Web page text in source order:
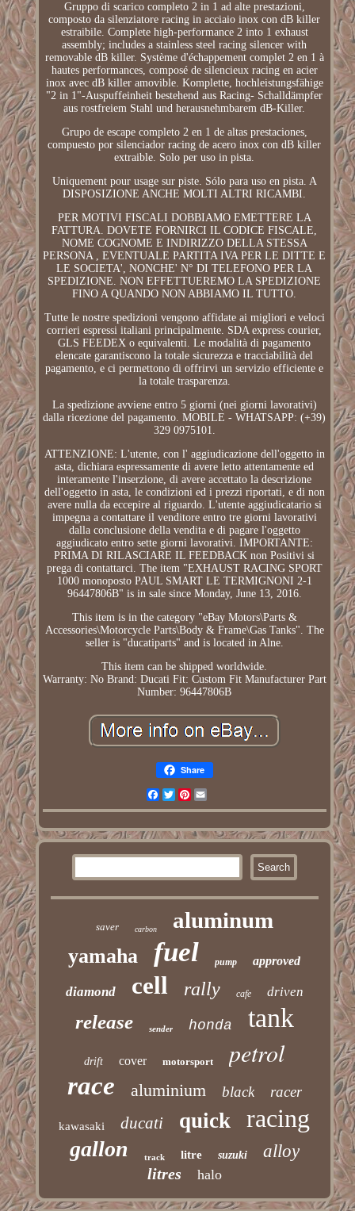
Gruppo di scarico completo 2 in 1 ad alte prestazioni,
composto da silenziatore racing in acciaio inox con dB killer
estraibile. Complete high-performance 2 into 1 exhaust
assembly; includes a stainless steel racing silencer with
removable dB killer. Système d'échappement complet 2 en 1 à
hautes performances, composé de silencieux racing en acier
inox avec dB killer amovible. Komplette, hochleistungsfähige
"2 in 1"-Auspuffeinheit bestehend aus Racing- Schalldämpfer
aus rostfreiem Stahl und herausnehmbarem dB-Killer.
Grupo de escape completo 2 en 1 de altas prestaciones,
compuesto por silenciador racing de acero inox con dB killer
extraible. Solo per uso in pista.
Uniquement pour usage sur piste. Sólo para uso en pista. A
DISPOSIZIONE ANCHE MOLTI ALTRI RICAMBI.
PER MOTIVI FISCALI DOBBIAMO EMETTERE LA
FATTURA. DOVETE FORNIRCI IL CODICE FISCALE,
NOME COGNOME E INDIRIZZO DELLA STESSA
PERSONA , EVENTUALE PARTITA IVA PER LE DITTE E
LE SOCIETA', NONCHE' N° DI TELEFONO PER LA
SPEDIZIONE. NON EFFETTUEREMO LA SPEDIZIONE
FINO A QUANDO NON ABBIAMO IL TUTTO.
Tutte le nostre spedizioni vengono affidate ai migliori e veloci
corrieri espressi italiani principalmente. SDA express courier,
GLS FEEDEX o equivalenti. Le modalità di pagamento
elencate garantiscono la totale sicurezza e tracciabilità del
pagamento, e ci permettono di offrirvi un servizio efficiente e
la totale trasparenza.
La spedizione avviene entro 5 giorni (nei giorni lavorativi)
dalla ricezione del pagamento. MOBILE - WHATSAPP: (+39)
329 0975101.
ATTENZIONE: L'utente, con l' aggiudicazione dell'oggetto in
asta, dichiara espressamente di avere letto attentamente ed
interamente l'inserzione, di avere accettato la descrizione
dell'oggetto in asta, le condizioni ed i prezzi riportati, e di non
avere nulla da eccepire al riguardo. L'utente aggiudicatario si
impegna a contattare il venditore entro tre giorni lavorativi
dalla conclusione della vendita e di pagare l'oggetto
aggiudicato entro sette giorni lavorativi. IMPORTANTE:
PRIMA DI RILASCIARE IL FEEDBACK non Positivi si
prega di contattarci. The item "EXHAUST RACING SPORT
1000 monoposto PAUL SMART LE TERMIGNONI 2-1
96447806B" is in sale since Monday, June 13, 2016.
This item is in the category "eBay Motors\Parts &
Accessories\Motorcycle Parts\Body & Frame\Gas Tanks". The
seller is "ducatiparts" and is located in Alne.
This item can be shipped worldwide.
Warranty: No Brand: Ducati Fit: Custom Fit Manufacturer Part
Number: 96447806B
Share
Facebook
TwitterPinterest
saver carbon aluminum
yamaha fuel pump approved
diamond cell rally cafe driven
release sender honda tank
drift cover motorsport petrol
race aluminium black racer
kawasaki ducati quick racing
gallon track litre suzuki alloy
litres halo